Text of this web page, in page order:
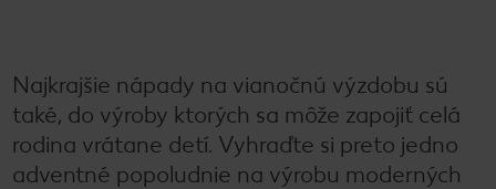
Najkrajšie nápady na vianočnú výzdobu sú
také, do výroby ktorých sa môže zapojiť celá
rodina vrátane detí. Vyhraďte si preto jedno
adventné popoludnie na výrobu moderných